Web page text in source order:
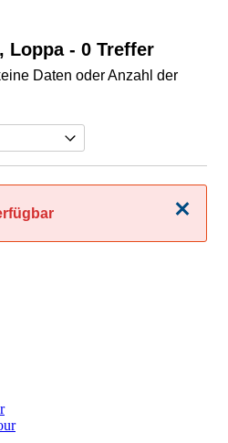
Loppa - 0 Treffer
Daten oder Anzahl der